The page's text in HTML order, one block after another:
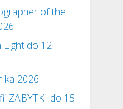
of the
Eight do 12
2026
ZABYTKI do 15